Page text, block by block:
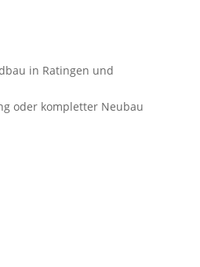
in Ratingen und
oder kompletter Neubau